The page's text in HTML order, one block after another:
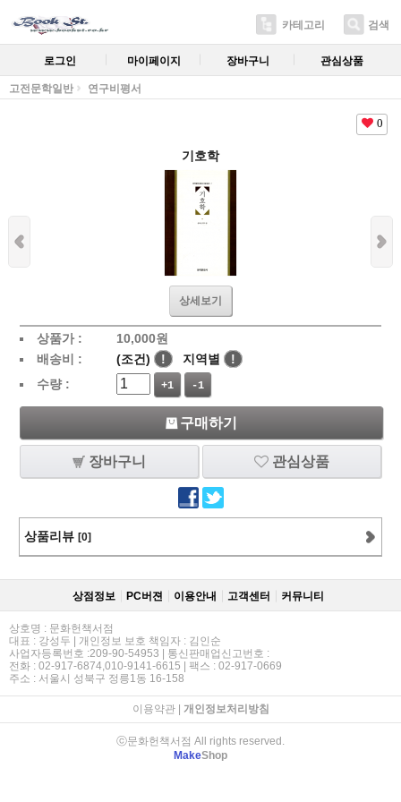
카테고리 검색
로그인 마이페이지 장바구니 관심상품
고전문학일반 연구비평서
0
기호학
상세보기
상품가 : 10,000원
배송비 :
(조건) ! 지역별
!
수량 :
+1 -1
구매하기
장바구니 관심상품
상품리뷰 [0]
상점정보 PC버젼 이용안내 고객센터 커뮤니티
상호명 : 문화헌책서점
대표 : 강성두 | 개인정보 보호 책임자 : 김인순
사업자등록번호 :209-90-54953 | 통신판매업신고번호 :
전화 : 02-917-6874,010-9141-6615 | 팩스 : 02-917-0669
주소 : 서울시 성북구 정릉1동 16-158
이용약관| 개인정보처리방침
ⓒ문화헌책서점 All rights reserved.
MakeShop